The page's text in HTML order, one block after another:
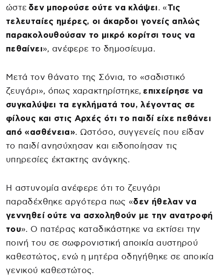
ώστε δεν μπορούσε ούτε να κλάψει. «Τις
τελευταίες ημέρες, οι άκαρδοι γονείς απλώς
παρακολουθούσαν το μικρό κορίτσι τους να
πεθαίνει», ανέφερε το δημοσίευμα.
Μετά τον θάνατο της Σόνια, το «σαδιστικό
ζευγάρι», όπως χαρακτηρίστηκε, επιχείρησε να
συγκαλύψει τα εγκλήματά του, λέγοντας σε
φίλους και στις Αρχές ότι το παιδί είχε πεθάνει
από «ασθένεια». Ωστόσο, συγγενείς που είδαν
το παιδί ανησύχησαν και ειδοποίησαν τις
υπηρεσίες έκτακτης ανάγκης.
Η αστυνομία ανέφερε ότι το ζευγάρι
παραδέχθηκε αργότερα πως «δεν ήθελαν να
γεννηθεί ούτε να ασχοληθούν με την ανατροφή
του». Ο πατέρας καταδικάστηκε να εκτίσει την
ποινή του σε σωφρονιστική αποικία αυστηρού
καθεστώτος, ενώ η μητέρα οδηγήθηκε σε αποικία
γενικού καθεστώτος.